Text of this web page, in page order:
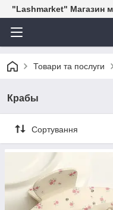
"Lashmarket" Магазин
Товари та послуги
Крабы
Сортування